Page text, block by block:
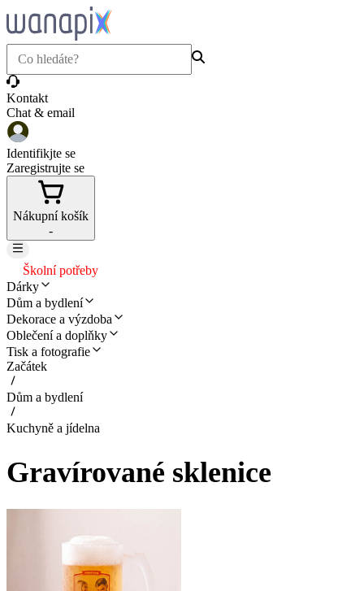
Kontakt
Chat & email
Identifikjte se
Zaregistrujte se
Nákupní košík
-
Školní potřeby
Dárky
Dům a bydlení
Dekorace a výzdoba
Oblečení a doplňky
Tisk a fotografie
Začátek
Dům a bydlení
Kuchyně a jídelna
Gravírované sklenice